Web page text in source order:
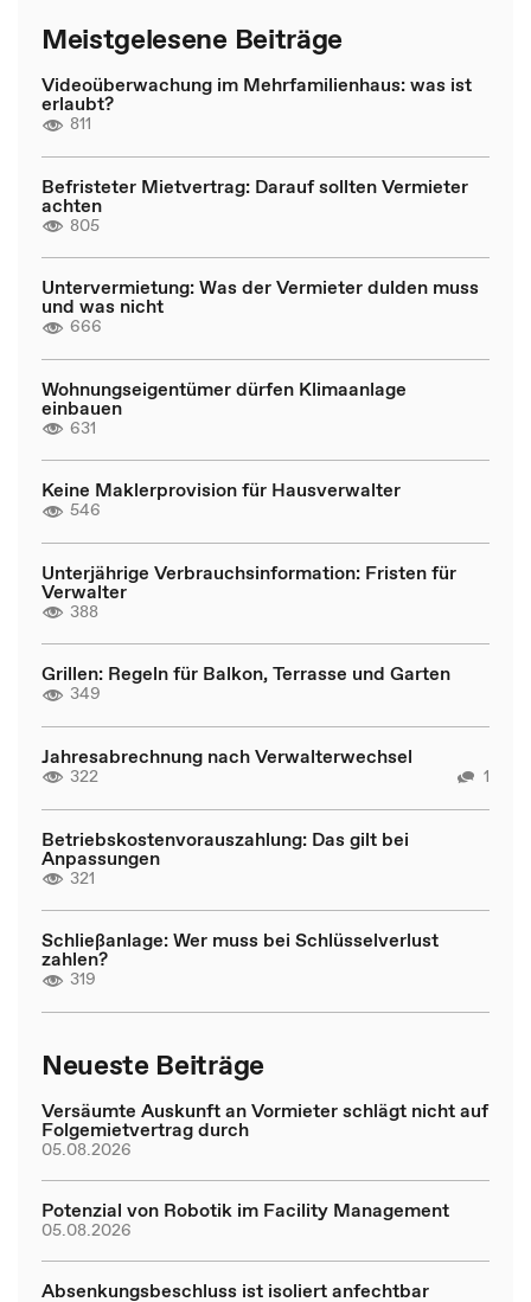
Meistgelesene Beiträge
Videoüberwachung im Mehrfamilienhaus: was ist
erlaubt?
811
Befristeter Mietvertrag: Darauf sollten Vermieter
achten
805
Untervermietung: Was der Vermieter dulden muss
und was nicht
666
Wohnungseigentümer dürfen Klimaanlage
einbauen
631
Keine Maklerprovision für Hausverwalter
546
Unterjährige Verbrauchsinformation: Fristen für
Verwalter
388
Grillen: Regeln für Balkon, Terrasse und Garten
349
Jahresabrechnung nach Verwalterwechsel
322 1
Betriebskostenvorauszahlung: Das gilt bei
Anpassungen
321
Schließanlage: Wer muss bei Schlüsselverlust
zahlen?
319
Neueste Beiträge
Versäumte Auskunft an Vormieter schlägt nicht auf
Folgemietvertrag durch
05.08.2026
Potenzial von Robotik im Facility Management
05.08.2026
Absenkungsbeschluss ist isoliert anfechtbar